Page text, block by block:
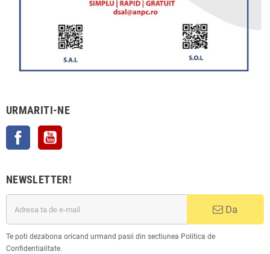
URMARITI-NE
Facebook
NEWSLETTER!
Da
Te poti dezabona oricand urmand pasii din sectiunea Politica de
Confidentialitate.